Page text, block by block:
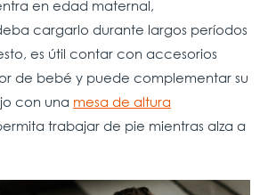
en edad maternal,
cargarlo durante largos períodos
es útil contar con accesorios
de bebé y puede complementar su
con una mesa de altura
trabajar de pie mientras alza a